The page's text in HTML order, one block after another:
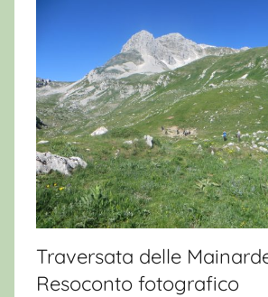
Traversata delle
Resoconto fotografico